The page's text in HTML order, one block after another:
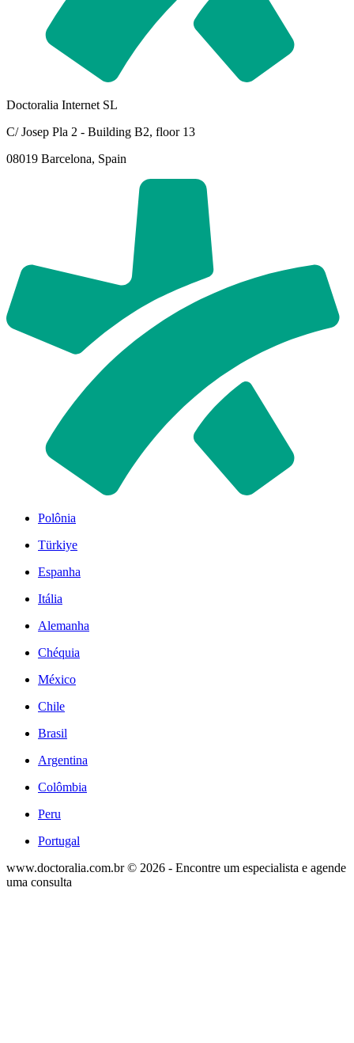
Doctoralia Internet SL
C/ Josep Pla 2 - Building B2, floor 13
08019 Barcelona, Spain
Polônia
Türkiye
Espanha
Itália
Alemanha
Chéquia
México
Chile
Brasil
Argentina
Colômbia
Peru
Portugal
www.doctoralia.com.br © 2026 - Encontre um especialista e agende
uma consulta